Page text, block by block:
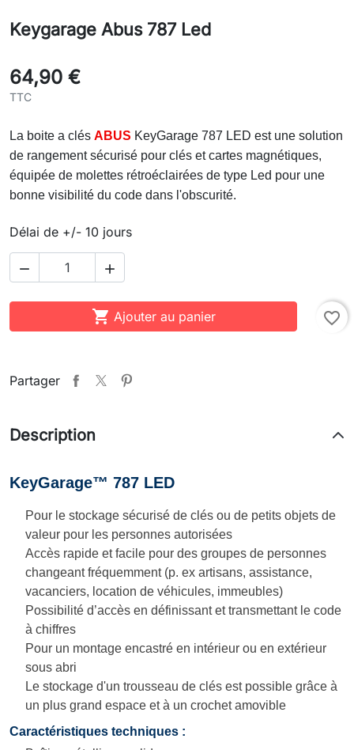
Keygarage Abus 787 Led
64,90 €
TTC
La boite a clés ABUS KeyGarage 787 LED est une solution
de rangement sécurisé pour clés et cartes magnétiques,
équipée de molettes rétroéclairées de type Led pour une
bonne visibilité du code dans l'obscurité.
Délai de +/- 10 jours
 
 Ajouter au panier favorite_border
Partager
Description
KeyGarage™ 787 LED
Pour le stockage sécurisé de clés ou de petits objets de
valeur pour les personnes autorisées
Accès rapide et facile pour des groupes de personnes
changeant fréquemment (p. ex artisans, assistance,
vacanciers, location de véhicules, immeubles)
Possibilité d’accès en définissant et transmettant le code
à chiffres
Pour un montage encastré en intérieur ou en extérieur
sous abri
Le stockage d'un trousseau de clés est possible grâce à
un plus grand espace et à un crochet amovible
Caractéristiques techniques :